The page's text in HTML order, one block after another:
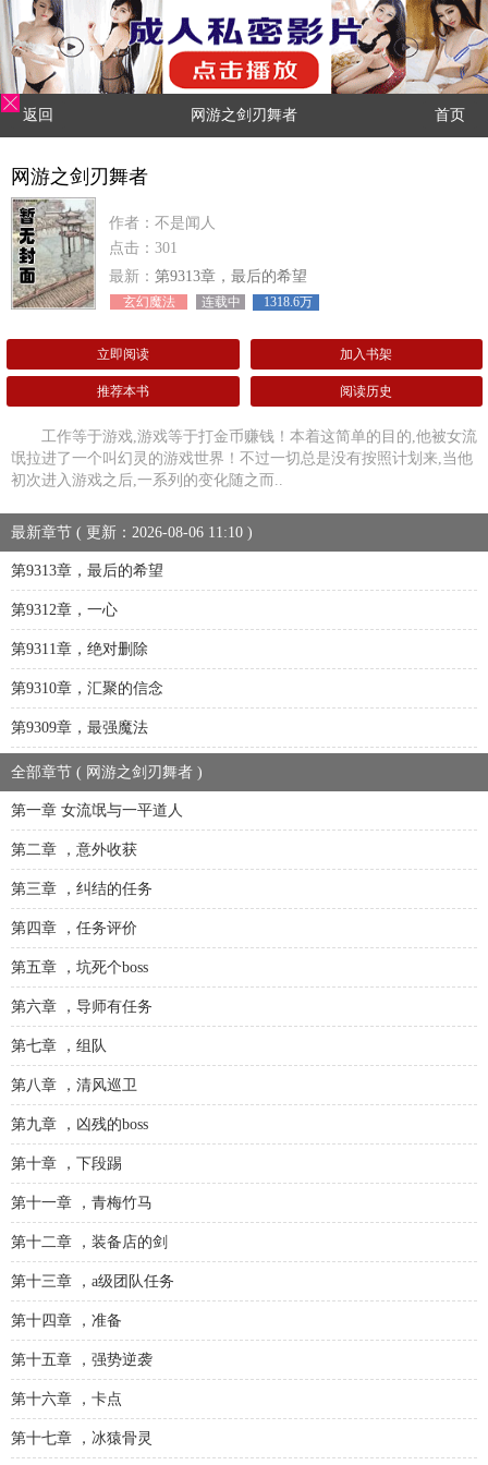
返回 网游之剑刃舞者 首页
网游之剑刃舞者
作者：不是闻人
点击：301
最新： 第9313章，最后的希望
玄幻魔法 连载中 1318.6万
立即阅读 加入书架
推荐本书 阅读历史
工作等于游戏,游戏等于打金币赚钱！本着这简单的目的,他被女流
氓拉进了一个叫幻灵的游戏世界！不过一切总是没有按照计划来,当他
初次进入游戏之后,一系列的变化随之而..
最新章节 ( 更新：2026-08-06 11:10 )
第9313章，最后的希望
第9312章，一心
第9311章，绝对删除
第9310章，汇聚的信念
第9309章，最强魔法
全部章节 ( 网游之剑刃舞者 )
第一章 女流氓与一平道人
第二章 ，意外收获
第三章 ，纠结的任务
第四章 ，任务评价
第五章 ，坑死个boss
第六章 ，导师有任务
第七章 ，组队
第八章 ，清风巡卫
第九章 ，凶残的boss
第十章 ，下段踢
第十一章 ，青梅竹马
第十二章 ，装备店的剑
第十三章 ，a级团队任务
第十四章 ，准备
第十五章 ，强势逆袭
第十六章 ，卡点
第十七章 ，冰猿骨灵